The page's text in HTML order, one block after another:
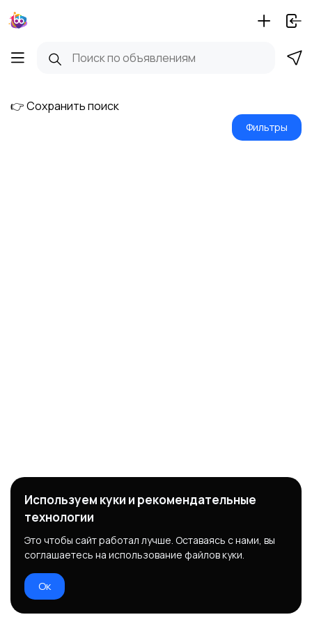
👉 Сохранить поиск
Фильтры
Используем куки и рекомендательные
технологии
Это чтобы сайт работал лучше. Оставаясь с нами, вы
соглашаетесь на использование файлов куки.
Ок